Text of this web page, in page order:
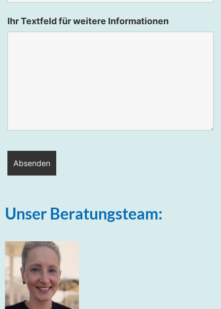
Ihr Textfeld für weitere Informationen
Unser Beratungsteam: